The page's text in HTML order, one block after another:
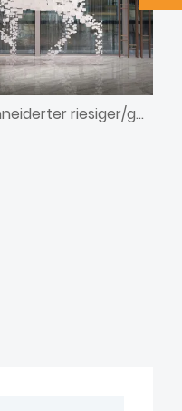
Maßgeschneiderter riesiger/großer/riesiger handgefertigter Acryl-Geweih-Tier-Kronleuchter